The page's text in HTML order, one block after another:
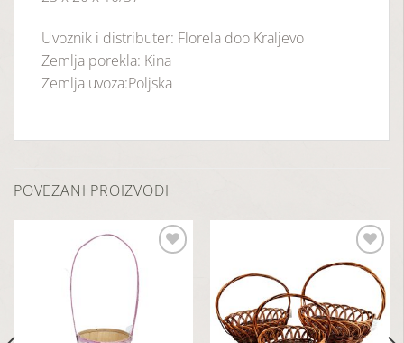
Uvoznik i distributer: Florela doo Kraljevo
Zemlja porekla: Kina
Zemlja uvoza:Poljska
POVEZANI PROIZVODI
Dodaj
u
listu
želja